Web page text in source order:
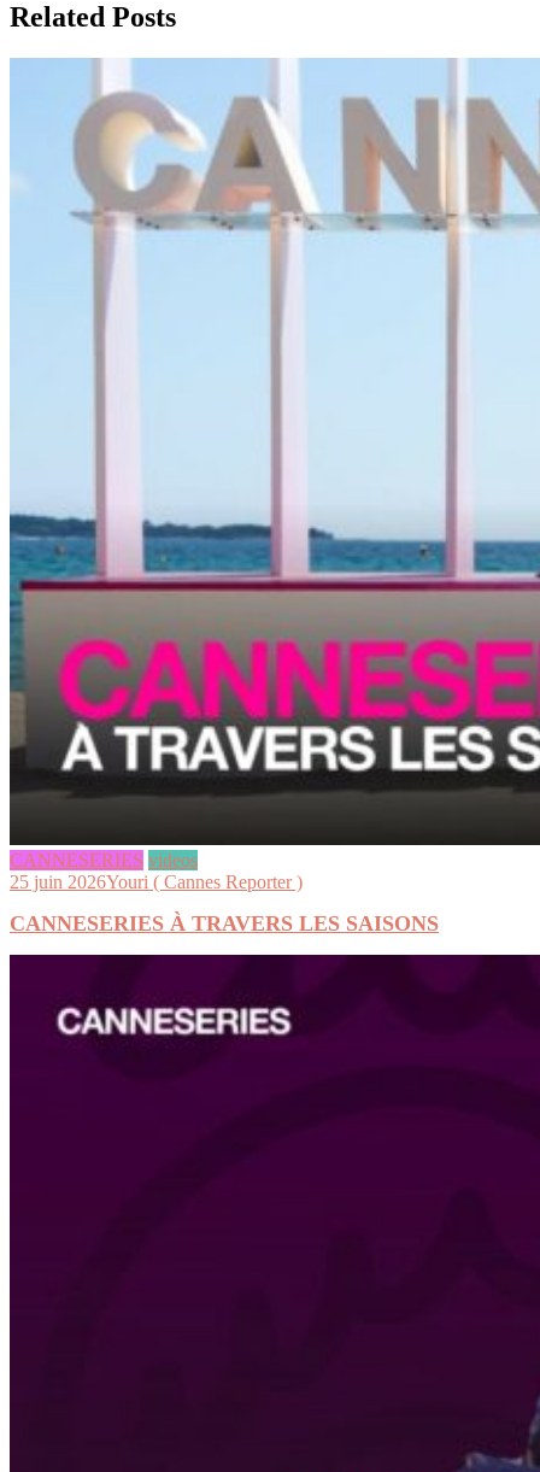
Related Posts
CANNESERIES videos
25 juin 2026Youri ( Cannes Reporter )
CANNESERIES À TRAVERS LES SAISONS